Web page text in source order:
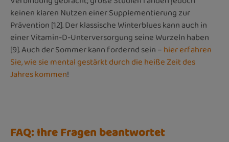
keinen klaren Nutzen einer Supplementierung zur
Prävention [12]. Der klassische Winterblues kann auch in
einer Vitamin-D-Unterversorgung seine Wurzeln haben
[9]. Auch der Sommer kann fordernd sein –hier erfahren
Sie, wie sie mental gestärkt durch die heiße Zeit des
Jahres kommen!
FAQ: Ihre Fragen beantwortet